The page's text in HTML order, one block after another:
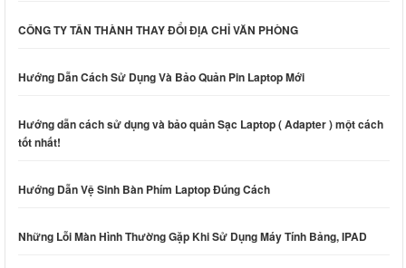
CÔNG TY TÂN THÀNH THAY ĐỔI ĐỊA CHỈ VĂN PHÒNG
Hướng Dẫn Cách Sử Dụng Và Bảo Quản Pin Laptop Mới
Hướng dẫn cách sử dụng và bảo quản Sạc Laptop ( Adapter ) một cách
tốt nhất!
Hướng Dẫn Vệ Sinh Bàn Phím Laptop Đúng Cách
Những Lỗi Màn Hình Thường Gặp Khi Sử Dụng Máy Tính Bảng, IPAD